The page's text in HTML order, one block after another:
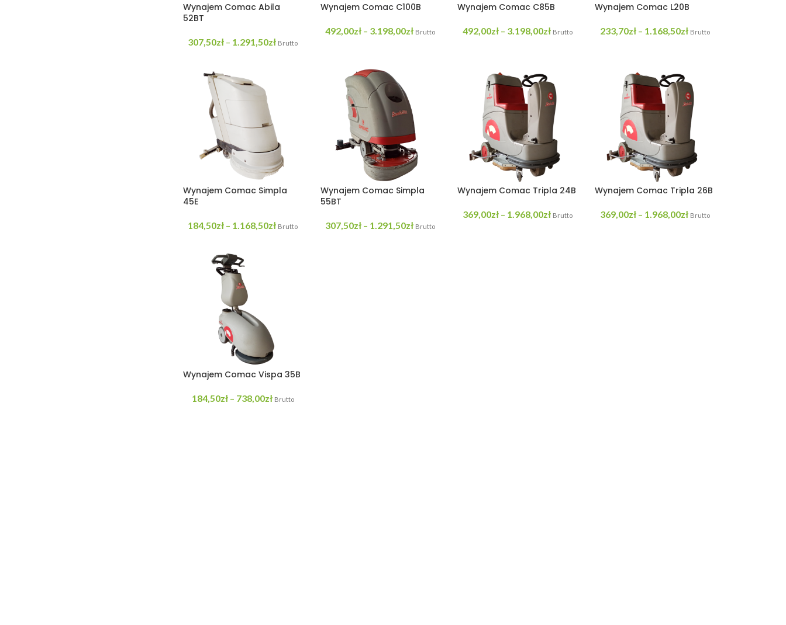
Wynajem Comac Abila
52BT
307,50zł – 1.291,50zł Brutto
Wynajem Comac C100B
492,00zł – 3.198,00zł Brutto
Wynajem Comac C85B
492,00zł – 3.198,00zł Brutto
Wynajem Comac L20B
233,70zł – 1.168,50zł Brutto
Wynajem Comac Simpla
45E
184,50zł – 1.168,50zł Brutto
Wynajem Comac Simpla
55BT
307,50zł – 1.291,50zł Brutto
Wynajem Comac Tripla 24B
369,00zł – 1.968,00zł Brutto
Wynajem Comac Tripla 26B
369,00zł – 1.968,00zł Brutto
Wynajem Comac Vispa 35B
184,50zł – 738,00zł Brutto